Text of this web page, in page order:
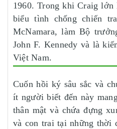
1960. Trong khi Craig lớn
biểu tình chống chiến
McNamara, làm Bộ
John F. Kennedy và là
Việt Nam.
Cuốn hồi ký sâu sắc và
ít người biết đến này
thân mật và chứa đựng
và con trai tại những thời